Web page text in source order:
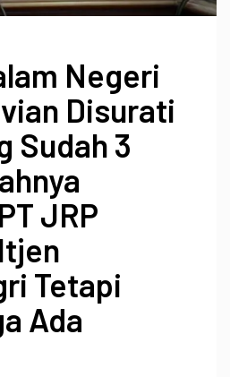
Negeri
Disurati
Sudah 3
JRP
Tetapi
Ada